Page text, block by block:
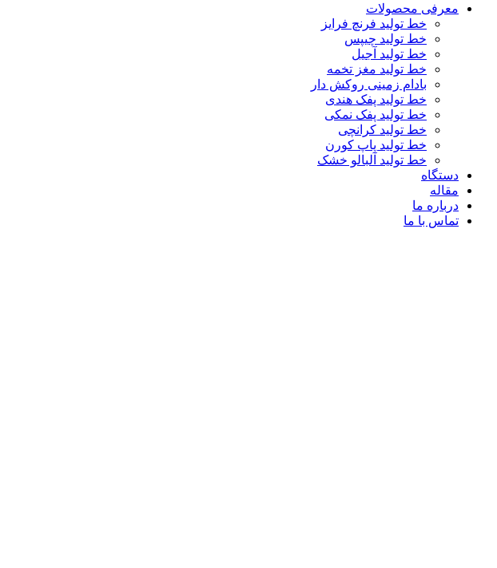
معرفی محصولات
خط تولید فرنچ فرایز
خط تولید چیپس
خط تولید آجیل
خط تولید مغز تخمه
بادام زمینی روکش دار
خط تولید پفک هندی
خط تولید پفک نمکی
خط تولید کرانچی
خط تولید پاپ کورن
خط تولید آلبالو خشک
دستگاه
مقاله
درباره ما
تماس با ما